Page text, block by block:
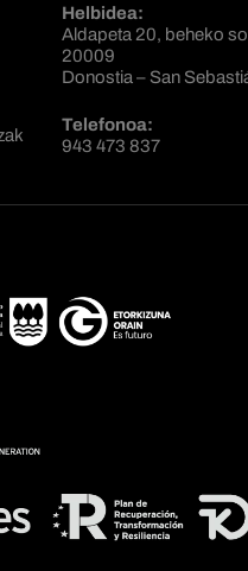
Helbidea:
Aldapeta 20, beheko
20009
Donostia – San
Telefonoa:
943 473 837